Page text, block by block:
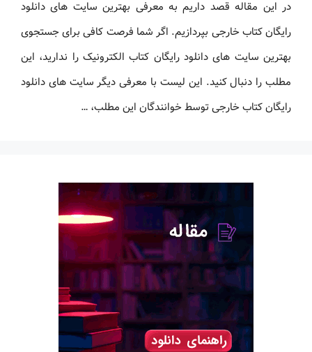
در این مقاله قصد داریم به معرفی بهترین سایت های دانلود
رایگان کتاب خارجی بپردازیم. اگر شما فرصت کافی برای جستجوی
بهترین سایت های دانلود رایگان کتاب الکترونیک را ندارید، این
مطلب را دنبال کنید. این لیست با معرفی دیگر سایت های دانلود
رایگان کتاب خارجی توسط خوانندگان این مطلب، …